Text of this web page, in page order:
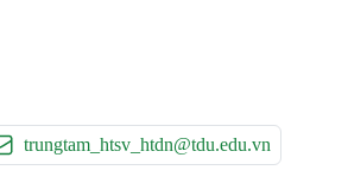
trungtam_htsv_htdn@tdu.edu.vn